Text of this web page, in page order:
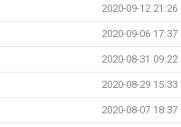
2020-09-12 21:26
2020-09-06 17:37
2020-08-31 09:22
2020-08-29 15:33
2020-08-07 18:37